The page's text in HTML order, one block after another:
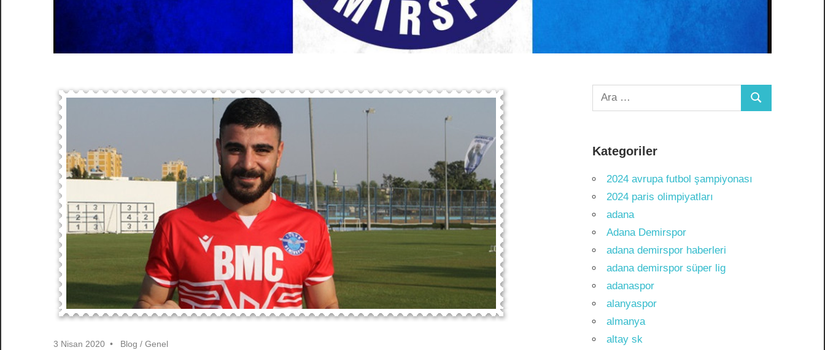
3 Nisan 2020 Blog / Genel
Arama:
Ara
Kategoriler
2024 avrupa futbol şampiyonası
2024 paris olimpiyatları
adana
Adana Demirspor
adana demirspor haberleri
adana demirspor süper lig
adanaspor
alanyaspor
almanya
altay sk